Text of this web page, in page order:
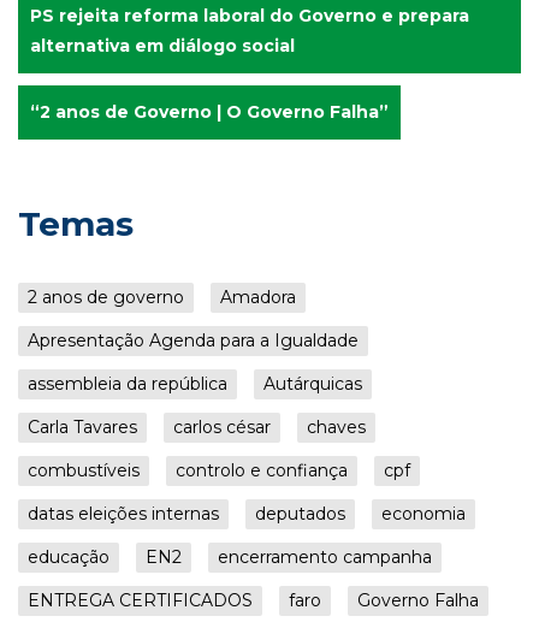
PS rejeita reforma laboral do Governo e prepara
alternativa em diálogo social
“2 anos de Governo | O Governo Falha”
Temas
2 anos de governo
Amadora
Apresentação Agenda para a Igualdade
assembleia da república
Autárquicas
Carla Tavares
carlos césar
chaves
combustíveis
controlo e confiança
cpf
datas eleições internas
deputados
economia
educação
EN2
encerramento campanha
ENTREGA CERTIFICADOS
faro
Governo Falha